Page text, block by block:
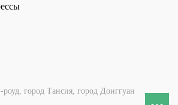
город Тансия, город Донггуан